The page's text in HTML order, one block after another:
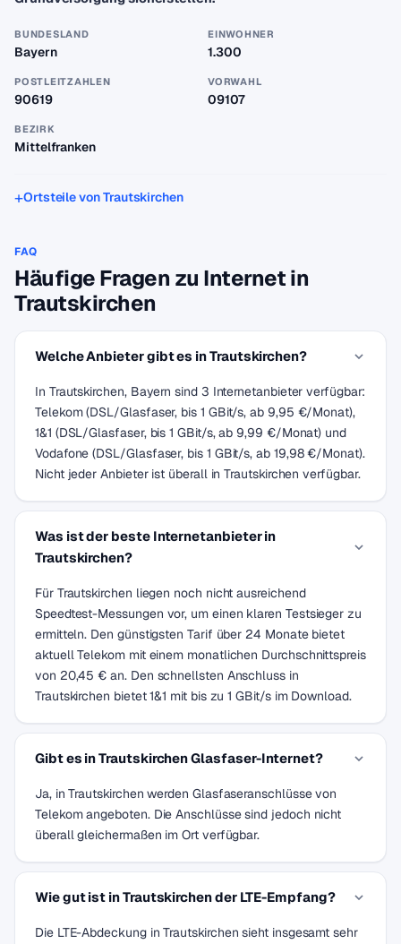
BUNDESLAND
Bayern
EINWOHNER
1.300
POSTLEITZAHLEN
90619
VORWAHL
09107
BEZIRK
Mittelfranken
Ortsteile von Trautskirchen
FAQ
Häufige Fragen zu Internet in
Trautskirchen
Welche Anbieter gibt es in Trautskirchen?
In Trautskirchen, Bayern sind 3 Internetanbieter verfügbar:
Telekom (DSL/Glasfaser, bis 1 GBit/s, ab 9,95 €/Monat),
1&1 (DSL/Glasfaser, bis 1 GBit/s, ab 9,99 €/Monat) und
Vodafone (DSL/Glasfaser, bis 1 GBit/s, ab 19,98 €/Monat).
Nicht jeder Anbieter ist überall in Trautskirchen verfügbar.
Was ist der beste Internetanbieter in
Trautskirchen?
Für Trautskirchen liegen noch nicht ausreichend
Speedtest-Messungen vor, um einen klaren Testsieger zu
ermitteln. Den günstigsten Tarif über 24 Monate bietet
aktuell Telekom mit einem monatlichen Durchschnittspreis
von 20,45 € an. Den schnellsten Anschluss in
Trautskirchen bietet 1&1 mit bis zu 1 GBit/s im Download.
Gibt es in Trautskirchen Glasfaser-Internet?
Ja, in Trautskirchen werden Glasfaseranschlüsse von
Telekom angeboten. Die Anschlüsse sind jedoch nicht
überall gleichermaßen im Ort verfügbar.
Wie gut ist in Trautskirchen der LTE-Empfang?
Die LTE-Abdeckung in Trautskirchen sieht insgesamt sehr